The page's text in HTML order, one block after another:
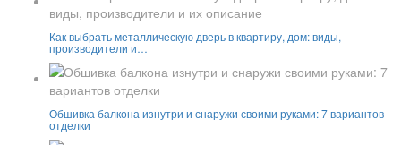
Как выбрать металлическую дверь в квартиру, дом: виды,
производители и…
Обшивка балкона изнутри и снаружи своими руками: 7 вариантов
отделки